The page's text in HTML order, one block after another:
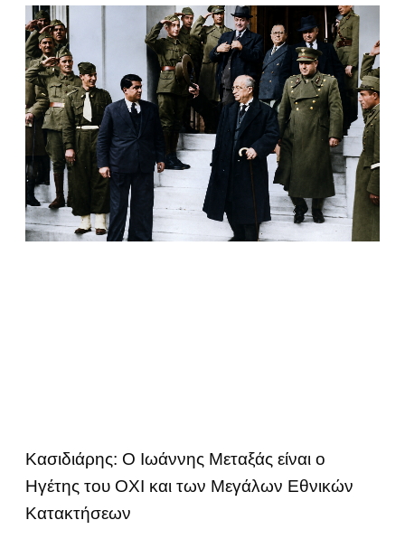
Κασιδιάρης: Ο Ιωάννης Μεταξάς είναι ο
Ηγέτης του ΟΧΙ και των Μεγάλων Εθνικών
Κατακτήσεων